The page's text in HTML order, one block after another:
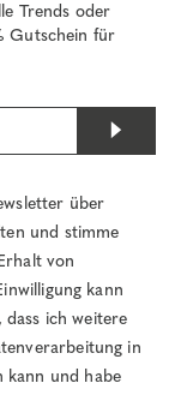
Trends oder
Gutschein für
über
und stimme
von
kann
ich weitere
in
kann und habe